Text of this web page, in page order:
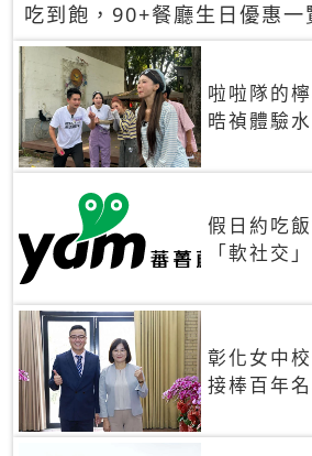
吃到飽，90+餐廳生日優惠一
啦啦隊的
晧禎體驗
假日約吃
「軟社交
電
彰化女中
接棒百年